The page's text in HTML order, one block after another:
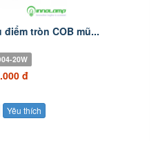
tròn COB mũ...
20W
đ
Yêu thích